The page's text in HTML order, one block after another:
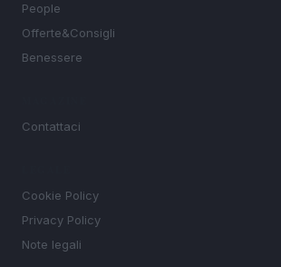
People
Offerte&Consigli
Benessere
Contattaci
Cookie Policy
Privacy Policy
Note legali